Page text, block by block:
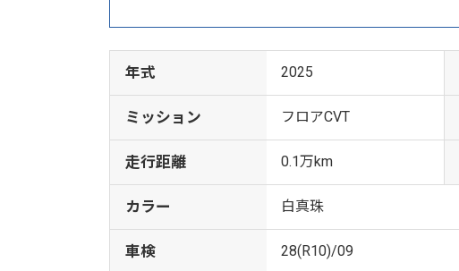
年式 2025
ミッション フロアCVT
走行距離 0.1万km
カラー 白真珠
車検 28(R10)/09